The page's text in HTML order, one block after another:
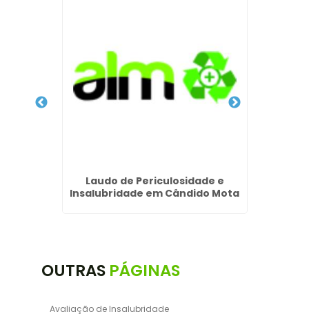
Laudo de Periculosidade e
Insalubridade em Cândido Mota
OUTRAS PÁGINAS
Avaliação de Insalubridade